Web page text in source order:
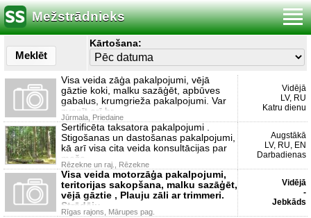
Mežstrādnieks
Meklēt
Kārtošana:
Visa veida zāģa pakalpojumi, vējā
gāztie koki, malku sazāģēt, apbūves
gabalus, krumgrieža pakalpojumi. Var
zvanīt arī br
Jūrmala, Priedaine
Vidējā
LV, RU
Katru dienu
Sertificēta taksatora pakalpojumi .
Stigošanas un dastošanas pakalpojumi,
kā arī visa cita veida konsultācijas par
meža
Rēzekne un raj., Rēzekne
Augstākā
LV, RU, EN
Darbadienas
Visa veida motorzāģa pakalpojumi,
teritorijas sakopšana, malku sazāģēt,
vējā gāztie , Plauju zāli ar trimmeri.
Strādāju
Rīgas rajons, Mārupes pag.
Vidējā
-
Jebkāds